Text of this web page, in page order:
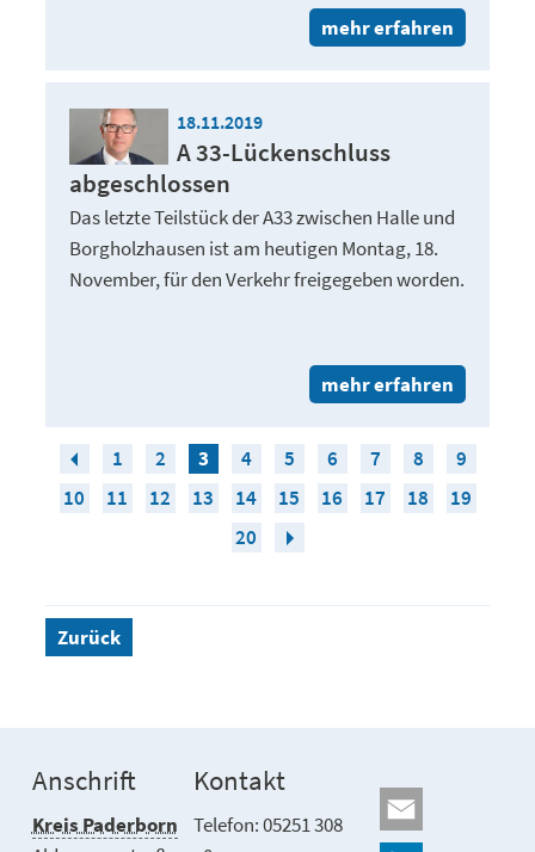
mehr erfahren
18.11.2019
A 33-Lückenschluss
abgeschlossen
Das letzte Teilstück der A33 zwischen Halle und
Borgholzhausen ist am heutigen Montag, 18.
November, für den Verkehr freigegeben worden.
mehr erfahren
1 2 3 4 5 6 7 8
9
10
11 12 13 14 15 16 17 18
19
20
Zurück
Anschrift
Kreis Paderborn
Kontakt
Telefon: 05251 308